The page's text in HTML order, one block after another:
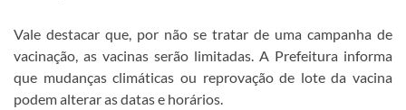
Vale destacar que, por não se tratar de uma campanha de
vacinação, as vacinas serão limitadas. A Prefeitura informa
que mudanças climáticas ou reprovação de lote da vacina
podem alterar as datas e horários.